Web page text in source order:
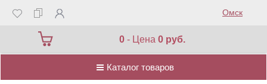
Омск
0 - Цена0 руб.
Каталог товаров
Каталог товаров